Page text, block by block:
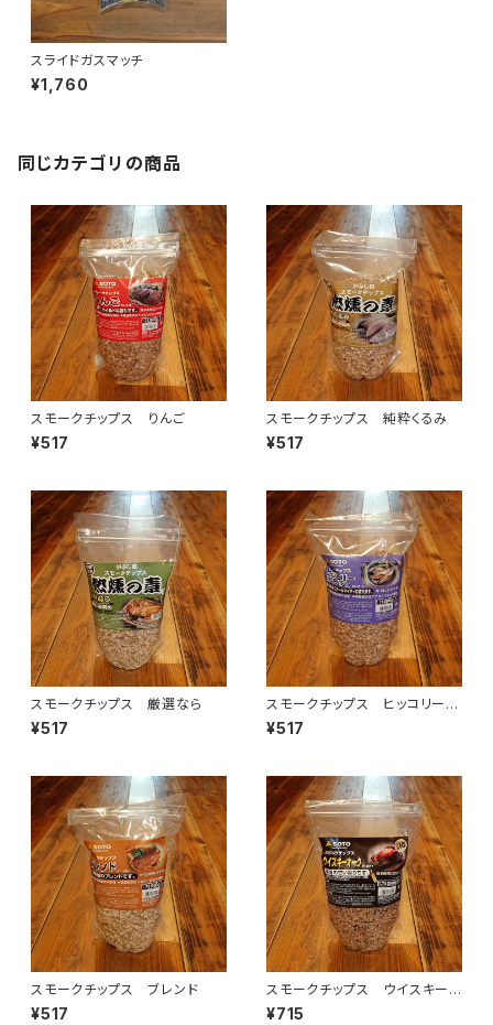
スライドガスマッチ
¥1,760
同じカテゴリの商品
スモークチップス りんご
¥517
スモークチップス 純粋くるみ
¥517
スモークチップス 厳選なら
¥517
スモークチップス ヒッコリー
（オニグルミ）
¥517
スモークチップス ブレンド
¥517
スモークチップス ウイスキーオ
ーク
¥715